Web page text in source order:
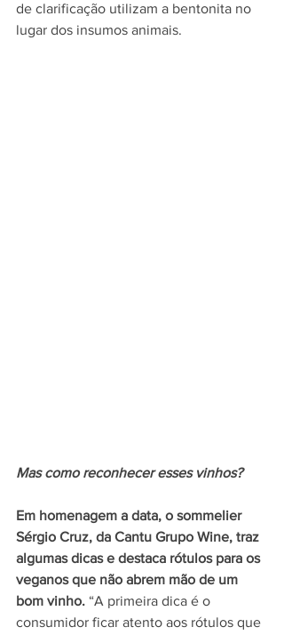
de clarificação utilizam a bentonita no
lugar dos insumos animais.
Mas como reconhecer esses vinhos?
Em homenagem a data, o sommelier
Sérgio Cruz, da Cantu Grupo Wine, traz
algumas dicas e destaca rótulos para os
veganos que não abrem mão de um
bom vinho. “A primeira dica é o
consumidor ficar atento aos rótulos que